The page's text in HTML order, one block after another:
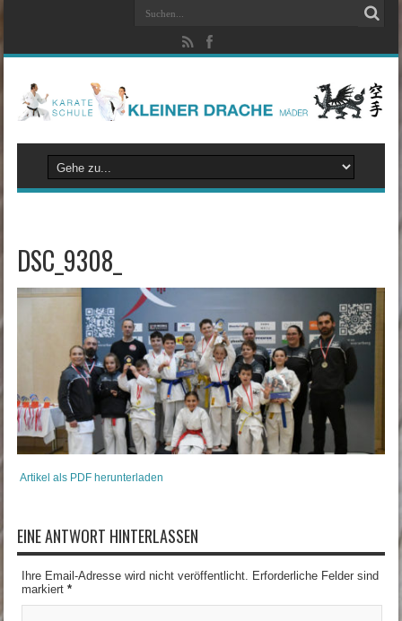
DSC_9308_
Artikel als PDF herunterladen
EINE ANTWORT HINTERLASSEN
Ihre Email-Adresse wird nicht veröffentlicht. Erforderliche Felder sind
markiert *